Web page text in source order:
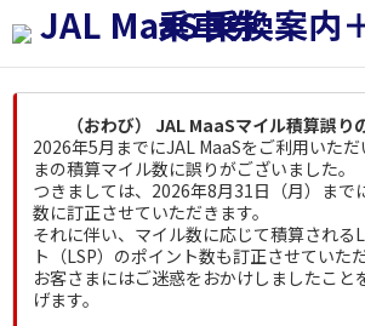
（おわび） JAL MaaSマイル積算誤り
2026年5月までにJAL MaaSをご利用いた
まの積算マイル数に誤りがございました。
つきましては、2026年8月31日（月）まで
数に訂正させていただきます。
それに伴い、マイル数に応じて積算され
ト（LSP）のポイント数も訂正させていただ
お客さまにはご迷惑をおかけしましたこと
げます。